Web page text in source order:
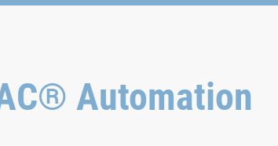
Automation